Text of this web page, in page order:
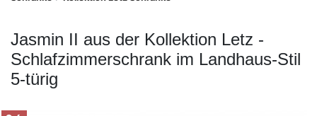
Jasmin II aus der Kollektion Letz -
Schlafzimmerschrank im Landhaus-Stil
5-türig
SALE